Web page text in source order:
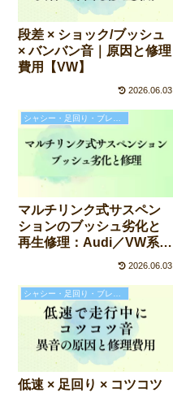
段差 × ショック/ブッシュ
× バンバン音｜原因と修理
費用【VW】
2026.06.03
シャシー・足回り・ブレーキの故障と修理費用
マルチリンク式サスペン
ションのブッシュ劣化と
再生修理：Audi／VW系フ
ロントアーム異音の原因
2026.06.03
低速 × 足回り × コツコツ